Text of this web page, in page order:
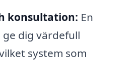
konsultation: En
dig värdefull
system som